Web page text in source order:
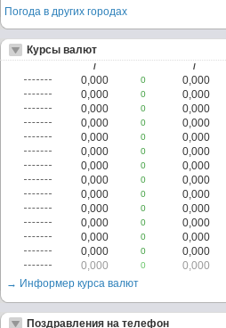
Погода в других городах
Курсы валют
/ /
0,000 0
0,000
0,000
0
0,000
0,000
0
0,000
0,000
0
0,000
0,000
0
0,000
0,000
0
0,000
0,000
0
0,000
0,000
0
0,000
0,000
0
0,000
0,000
0
0,000
0,000
0
0,000
0,000
0
0,000
0,000
0
0,000
0,000
0
0,000
→ Информер курса валют
Поздравления на телефон